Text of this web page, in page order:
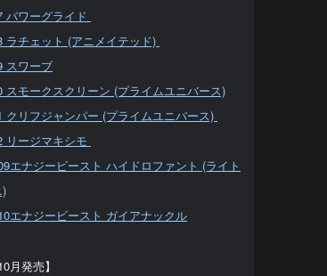
パワーグライド
ラチェット (アニメイテッド)
スワーブ
スモークスクリーン (プライムユニバース)
クリフジャンパー (プライムユニバース)
リージマキシモ
エナジービースト ハイドロファント (ライト
エナジービースト ガイアナックル
月発売】